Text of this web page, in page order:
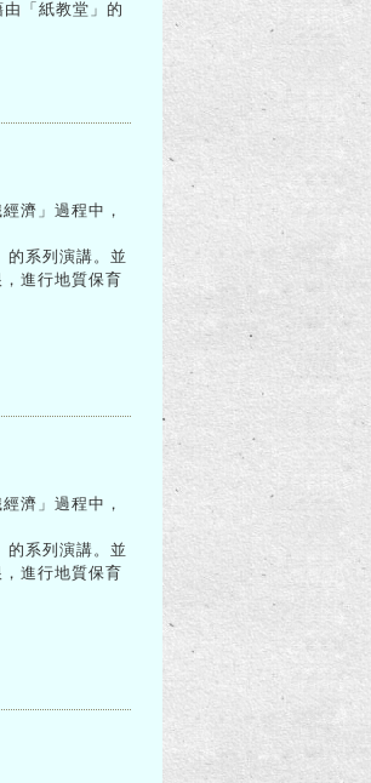
「紙教堂」的
濟」過程中，
的系列演講。並
進行地質保育
濟」過程中，
的系列演講。並
進行地質保育